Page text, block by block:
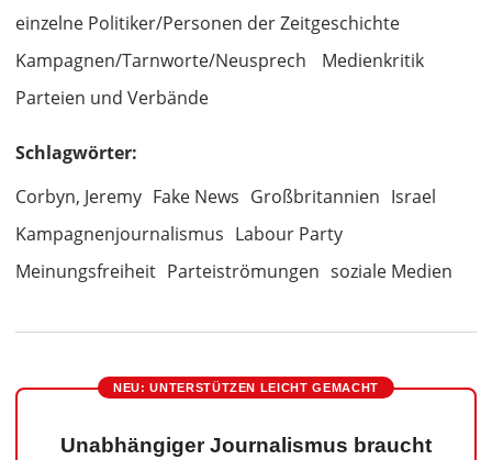
einzelne Politiker/Personen der Zeitgeschichte
Kampagnen/Tarnworte/Neusprech
Medienkritik
Parteien und Verbände
Schlagwörter:
Corbyn, Jeremy Fake News Großbritannien Israel
Kampagnenjournalismus Labour Party
Meinungsfreiheit Parteiströmungen soziale Medien
NEU: UNTERSTÜTZEN LEICHT GEMACHT
Unabhängiger Journalismus braucht